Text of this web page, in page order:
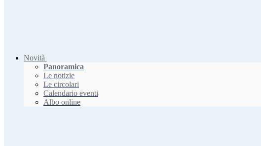
Novità
Panoramica
Le notizie
Le circolari
Calendario eventi
Albo online